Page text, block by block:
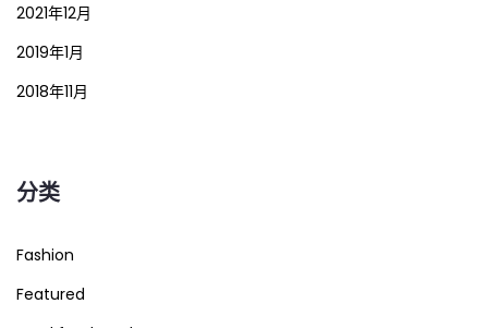
2021年12月
2019年1月
2018年11月
分类
Fashion
Featured